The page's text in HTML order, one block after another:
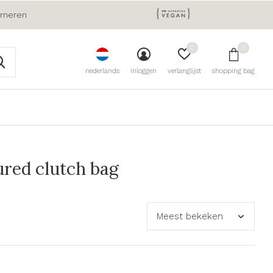
nederlands inloggen verlanglijst
0
shopping bag
0
clutch bag